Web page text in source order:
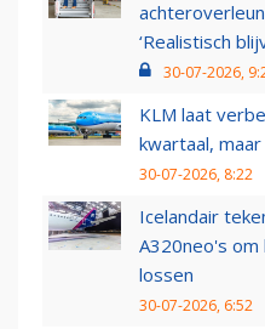
‘Realistisch
30-07-2026,
KLM laat
kwartaal,
30-07-2026, 8:22
Icelandair
A320neo's
lossen
30-07-2026, 6:52